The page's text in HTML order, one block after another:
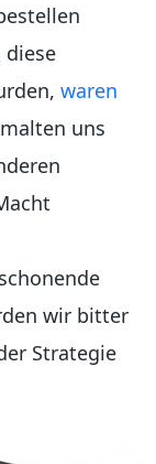
diese
waren
uns
wir bitter
Strategie